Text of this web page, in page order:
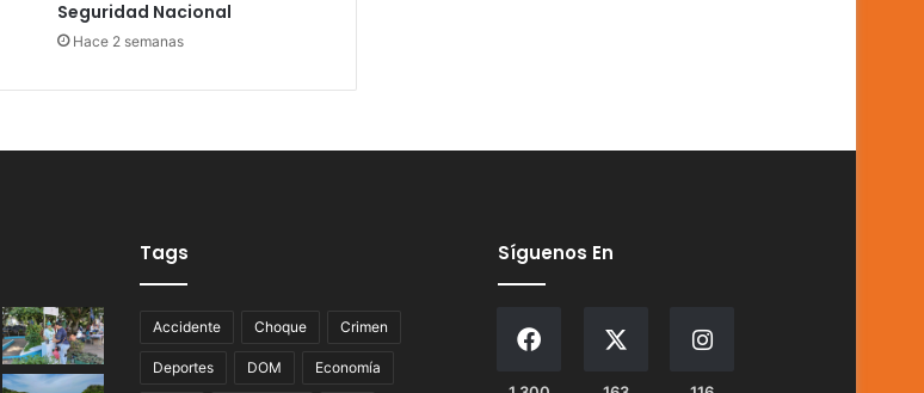
Seguridad Nacional
Hace 2 semanas
Tags
Accidente Choque Crimen
Deportes DOM Economía
Síguenos En